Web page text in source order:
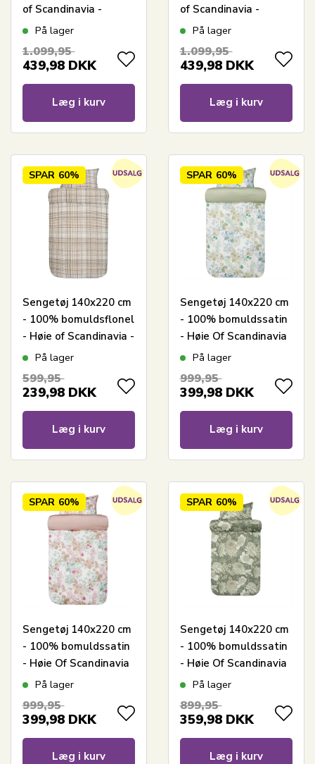
of Scandinavia -
Midnatt Dus Blå
På lager
1.099,95
439,98 DKK
Læg i kurv
of Scandinavia -
Midnatt Tåkegrønn
På lager
1.099,95
439,98 DKK
Læg i kurv
SPAR 60%
Sengetøj 140x220 cm
- 100% bomuldsflonel
- Høie of Scandinavia -
David Dæmpet Brun
På lager
599,95
239,98 DKK
Læg i kurv
SPAR 60%
Sengetøj 140x220 cm
- 100% bomuldssatin
- Høie Of Scandinavia
- Cassandra Light
På lager
999,95
399,98 DKK
Læg i kurv
SPAR 60%
Sengetøj 140x220 cm
- 100% bomuldssatin
- Høie Of Scandinavia
- Cassandra Warm
På lager
999,95
399,98 DKK
Læg i kurv
SPAR 60%
Sengetøj 140x220 cm
- 100% bomuldssatin
- Høie Of Scandinavia
- Isabell Dæmpet
På lager
899,95
359,98 DKK
Læg i kurv